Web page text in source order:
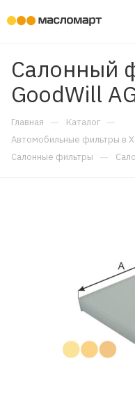
Салонный
GoodWill
Главная — Каталог —
Автомобильные фильтры в
Салонные фильтры —